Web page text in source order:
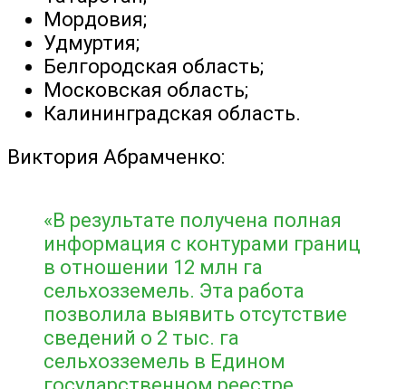
Мордовия;
Удмуртия;
Белгородская область;
Московская область;
Калининградская область.
Виктория Абрамченко:
«В результате получена полная
информация с контурами границ
в отношении 12 млн га
сельхозземель. Эта работа
позволила выявить отсутствие
сведений о 2 тыс. га
сельхозземель в Едином